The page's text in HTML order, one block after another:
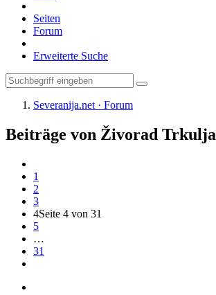
Seiten
Forum
Erweiterte Suche
Severanija.net · Forum
Beiträge von Živorad Trkulja
1
2
3
4Seite 4 von 31
5
…
31